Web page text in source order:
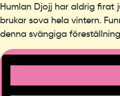
Humlan Djojj har aldrig firat
brukar sova hela vintern.
denna svängiga